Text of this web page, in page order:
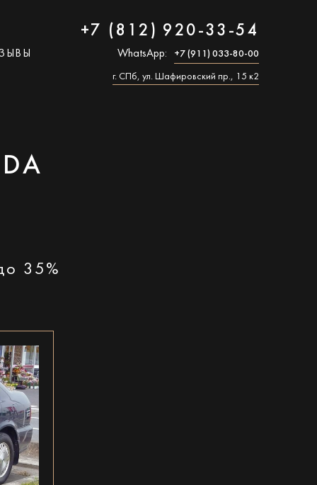
+7 (812) 920-33-54
WhatsApp: +7 (911) 033-80-00
г. СПб, ул. Шафировский пр., 15 к2
35%